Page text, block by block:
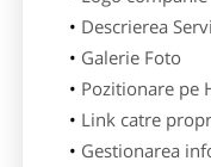
Descrierea
Galerie Foto
Pozitionare pe
Link catre
Gestionarea